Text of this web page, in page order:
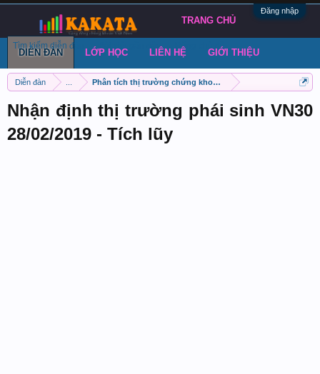
Đăng nhập
Diễn đàn Phân tích thị trường chứng khoán phái sinh VN30
Nhận định thị trường phái sinh VN30
28/02/2019 - Tích lũy
TRANG CHỦ
DIỄN ĐÀN
Tìm kiếm diễn đàn Bài viết gần đây Đăng chủ đề
LỚP HỌC LIÊN HỆ GIỚI THIỆU